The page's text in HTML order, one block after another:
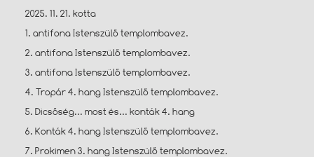
2025. 11. 21. kotta
1. antifona Istenszülő templombavez.
2. antifona Istenszülő templombavez.
3. antifona Istenszülő templombavez.
4. Tropár 4. hang Istenszülő templombavez.
5. Dicsőség... most és... konták 4. hang
6. Konták 4. hang Istenszülő templombavez.
7. Prokimen 3. hang Istenszülő templombavez.